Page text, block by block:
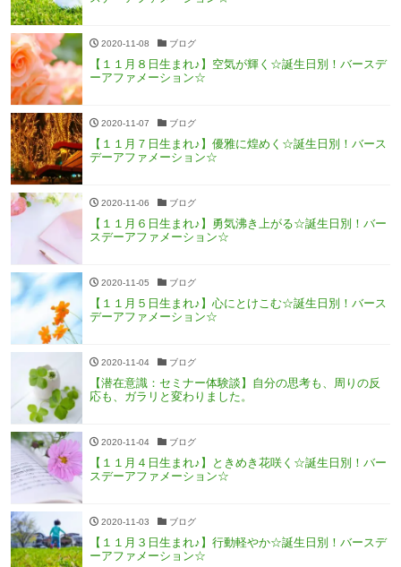
2020-11-08 ブログ
【１１月８日生まれ♪】空気が輝く☆誕生日別！バースデ
ーアファメーション☆
2020-11-07 ブログ
【１１月７日生まれ♪】優雅に煌めく☆誕生日別！バース
デーアファメーション☆
2020-11-06 ブログ
【１１月６日生まれ♪】勇気沸き上がる☆誕生日別！バー
スデーアファメーション☆
2020-11-05 ブログ
【１１月５日生まれ♪】心にとけこむ☆誕生日別！バース
デーアファメーション☆
2020-11-04 ブログ
【潜在意識：セミナー体験談】自分の思考も、周りの反
応も、ガラリと変わりました。
2020-11-04 ブログ
【１１月４日生まれ♪】ときめき花咲く☆誕生日別！バー
スデーアファメーション☆
2020-11-03 ブログ
【１１月３日生まれ♪】行動軽やか☆誕生日別！バースデ
ーアファメーション☆